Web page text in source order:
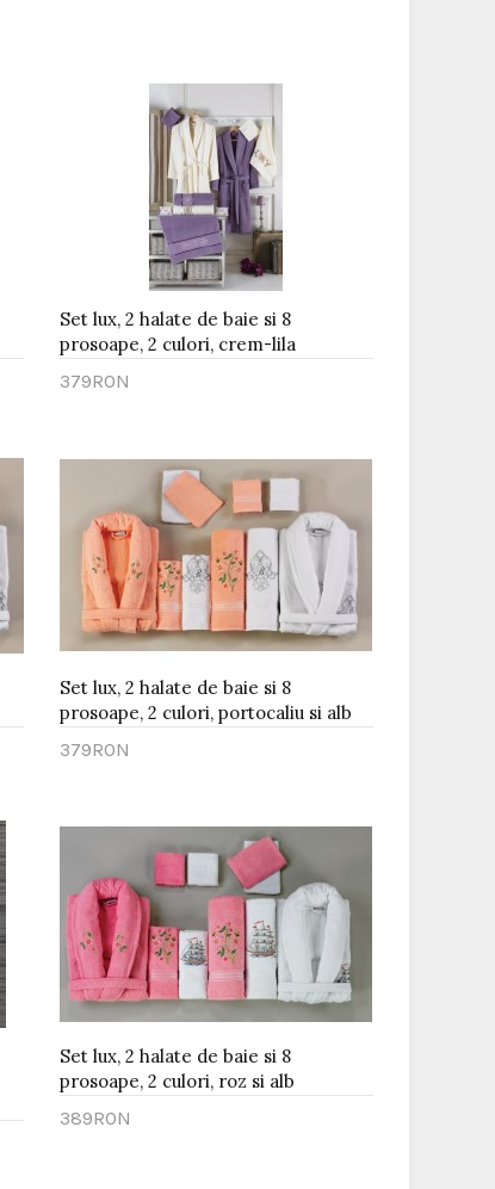
Set lux, 2 halate de baie si 8
prosoape, 2 culori, crem-lila
379RON
Set lux, 2 halate de baie si 8
prosoape, 2 culori, portocaliu si alb
379RON
Set lux, 2 halate de baie si 8
prosoape, 2 culori, roz si alb
389RON